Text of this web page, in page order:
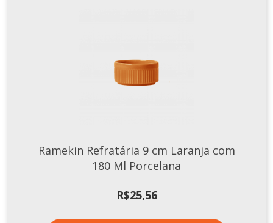
Ramekin Refratária 9 cm Laranja com
180 Ml Porcelana
R$25,56